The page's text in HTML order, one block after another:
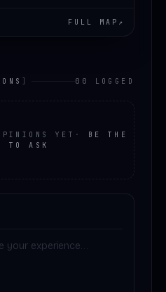
FULL MAP ↗
00 LOGGED
YET ·
BE THE
TO ASK